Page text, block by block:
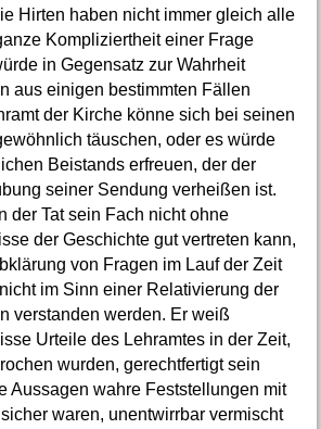
Hirten haben nicht immer gleich alle
Kompliziertheit einer Frage
in Gegensatz zur Wahrheit
aus einigen bestimmten Fällen
der Kirche könne sich bei seinen
täuschen, oder es würde
Beistands erfreuen, der der
seiner Sendung verheißen ist.
der Tat sein Fach nicht ohne
der Geschichte gut vertreten kann,
von Fragen im Lauf der Zeit
im Sinn einer Relativierung der
verstanden werden. Er weiß
Urteile des Lehramtes in der Zeit,
wurden, gerechtfertigt sein
Aussagen wahre Feststellungen mit
waren, unentwirrbar vermischt